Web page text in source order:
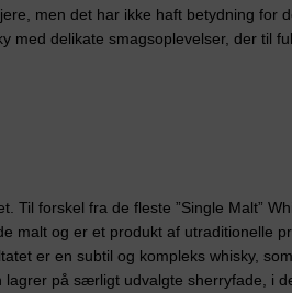
men det har ikke haft betydning for
med delikate smagsoplevelser, der til
Til forskel fra de fleste ”Single Malt”
malt og er et produkt af utraditionelle
er en subtil og kompleks whisky,
lagrer på særligt udvalgte sherryfade, i